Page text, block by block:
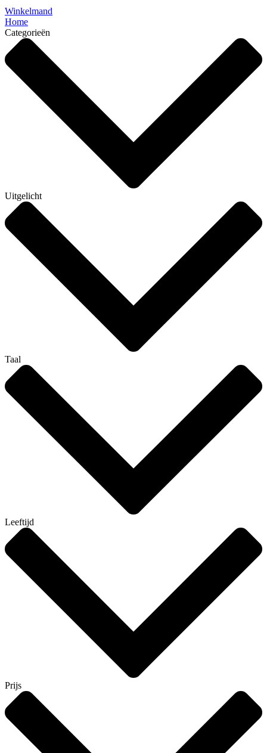
Winkelmand
Home
Categorieën
Uitgelicht
Taal
Leeftijd
Prijs